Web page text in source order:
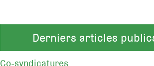
Derniers articles